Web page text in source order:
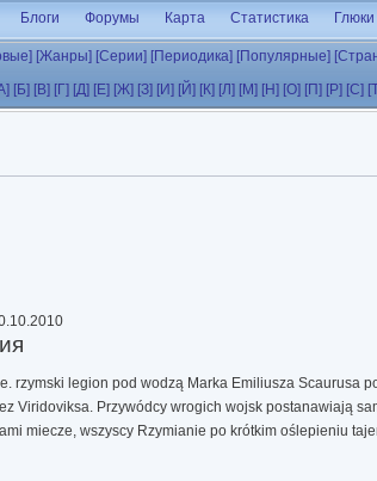
Блоги Форумы Карта Статистика Глюки
[Жанры] [Серии] [Периодика] [Популярные]
[Б] [В] [Г] [Д] [Е] [Ж] [З] [И] [Й] [К] [Л] [М] [Н] [О] [П] [Р] [С]
rzymski legion pod wodzą Marka Emiliusza Scaurusa
Viridoviksa. Przywódcy wrogich wojsk postanawiają
miecze, wszyscy Rzymianie po krótkim oślepieniu